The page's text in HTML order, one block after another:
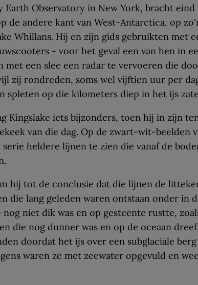
Observatory in New York, bracht eind
de andere kant van West-Antarctica, op
Whillans. Hij en zijn gids gebruikten met
- voor het geval een van hen in
met een slee een radar te vervoeren die
zij rondreden, soms wel vijftien uur per
spleten op die kilometers diep in het ijs
Kingslake iets bijzonders, toen hij in zijn
van die dag. Op de zwart-wit-beelden
heldere lijnen te zien die vanaf de
hij tot de conclusie dat die lijnen de
die lang geleden waren ontstaan onder in
niet dik was en op gesteente rustte,
die nog dunner was en op de oceaan
doordat het ijs over een subglaciale
waren ze met zeewater opgevuld en